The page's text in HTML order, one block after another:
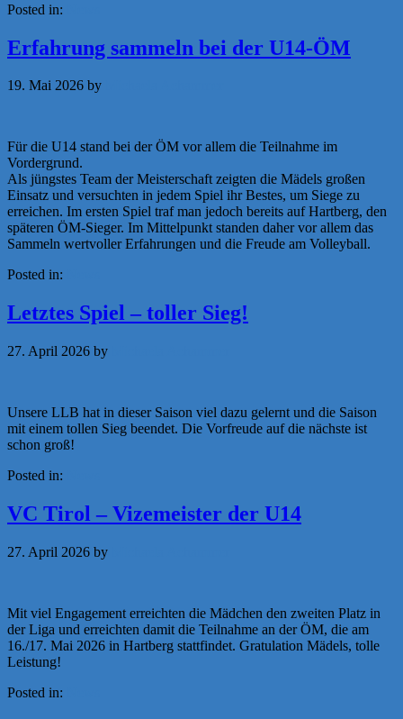
Posted in:
Erfahrung sammeln bei der U14-ÖM
19. Mai 2026 by
Für die U14 stand bei der ÖM vor allem die Teilnahme im
Vordergrund.
Als jüngstes Team der Meisterschaft zeigten die Mädels großen
Einsatz und versuchten in jedem Spiel ihr Bestes, um Siege zu
erreichen. Im ersten Spiel traf man jedoch bereits auf Hartberg, den
späteren ÖM-Sieger. Im Mittelpunkt standen daher vor allem das
Sammeln wertvoller Erfahrungen und die Freude am Volleyball.
Posted in:
Letztes Spiel – toller Sieg!
27. April 2026 by
Unsere LLB hat in dieser Saison viel dazu gelernt und die Saison
mit einem tollen Sieg beendet. Die Vorfreude auf die nächste ist
schon groß!
Posted in:
VC Tirol – Vizemeister der U14
27. April 2026 by
Mit viel Engagement erreichten die Mädchen den zweiten Platz in
der Liga und erreichten damit die Teilnahme an der ÖM, die am
16./17. Mai 2026 in Hartberg stattfindet. Gratulation Mädels, tolle
Leistung!
Posted in: